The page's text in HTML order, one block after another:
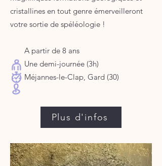
cristallines en tout genre émerveilleront
votre sortie de spéléologie !
A partir de 8 ans
Une demi-journée (3h)
Méjannes-le-Clap, Gard (30)​​​​​​​
Plus d'infos